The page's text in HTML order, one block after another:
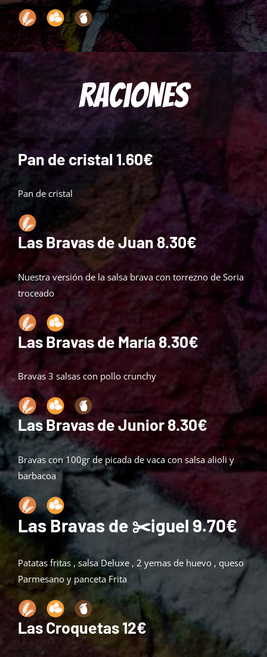
Raciones
Pan de cristal 1.60€
Pan de cristal
Las Bravas de Juan 8.30€
Nuestra versión de la salsa brava con torrezno de Soria
troceado
Las Bravas de María 8.30€
Bravas 3 salsas con pollo crunchy
Las Bravas de Junior 8.30€
Bravas con 100gr de picada de vaca con salsa alioli y
barbacoa
Las Bravas de ✂️iguel 9.70€
Patatas fritas , salsa Deluxe , 2 yemas de huevo , queso
Parmesano y panceta Frita
Las Croquetas 12€